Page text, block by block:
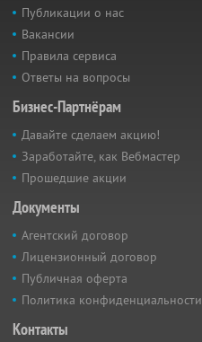
Публикации о нас
Вакансии
Правила сервиса
Ответы на вопросы
Бизнес-Партнёрам
Давайте сделаем акцию!
Заработайте, как Вебмастер
Прошедшие акции
Документы
Агентский договор
Лицензионный договор
Публичная оферта
Политика конфиденциальности
Контакты